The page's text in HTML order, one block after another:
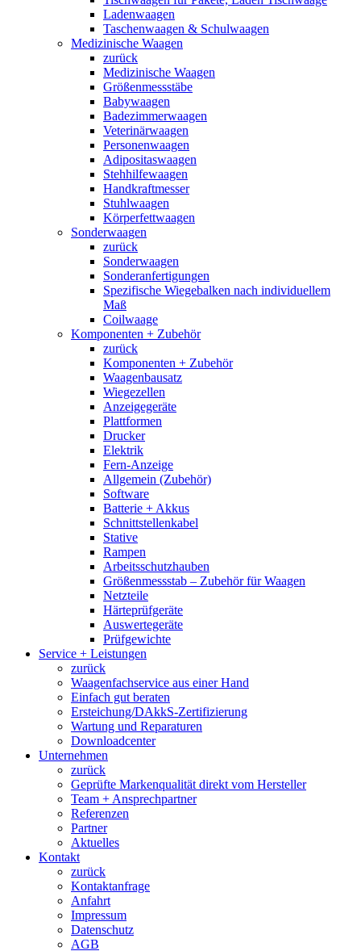
Ladenwaagen
Taschenwaagen & Schulwaagen
Medizinische Waagen
zurück
Medizinische Waagen
Größenmessstäbe
Babywaagen
Badezimmerwaagen
Veterinärwaagen
Personenwaagen
Adipositaswaagen
Stehhilfewaagen
Handkraftmesser
Stuhlwaagen
Körperfettwaagen
Sonderwaagen
zurück
Sonderwaagen
Sonderanfertigungen
Spezifische Wiegebalken nach individuellem
Maß
Coilwaage
Komponenten + Zubehör
zurück
Komponenten + Zubehör
Waagenbausatz
Wiegezellen
Anzeigegeräte
Plattformen
Drucker
Elektrik
Fern-Anzeige
Allgemein (Zubehör)
Software
Batterie + Akkus
Schnittstellenkabel
Stative
Rampen
Arbeitsschutzhauben
Größenmessstab – Zubehör für Waagen
Netzteile
Härteprüfgeräte
Auswertegeräte
Prüfgewichte
Service + Leistungen
zurück
Waagenfachservice aus einer Hand
Einfach gut beraten
Ersteichung/DAkkS-Zertifizierung
Wartung und Reparaturen
Downloadcenter
Unternehmen
zurück
Geprüfte Markenqualität direkt vom Hersteller
Team + Ansprechpartner
Referenzen
Partner
Aktuelles
Kontakt
zurück
Kontaktanfrage
Anfahrt
Impressum
Datenschutz
AGB